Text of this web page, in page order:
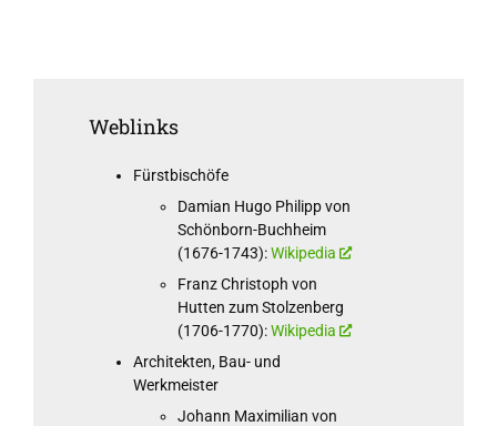
Weblinks
Fürstbischöfe
Damian Hugo Philipp von
Schönborn-Buchheim
(1676-1743):Wikipedia
Franz Christoph von
Hutten zum Stolzenberg
(1706-1770):Wikipedia
Architekten, Bau- und
Werkmeister
Johann Maximilian von